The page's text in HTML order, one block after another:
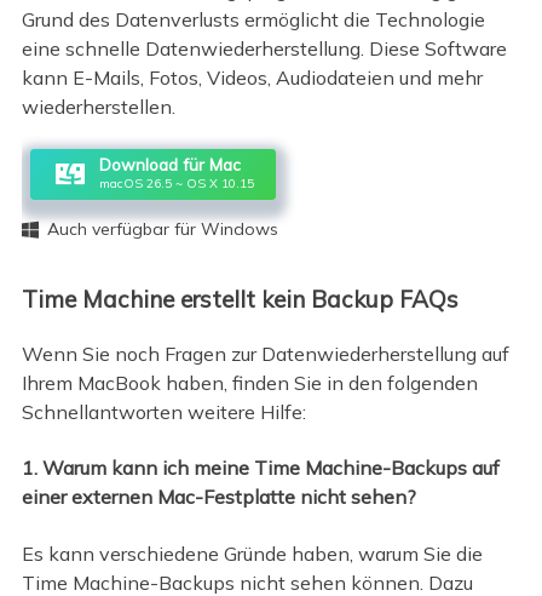
Grund des Datenverlusts ermöglicht die Technologie
eine schnelle Datenwiederherstellung. Diese Software
kann E-Mails, Fotos, Videos, Audiodateien und mehr
wiederherstellen.
Download für Mac
macOS 26.5 ~ OS X 10.15
 Auch verfügbar für Windows
Time Machine erstellt kein Backup FAQs
Wenn Sie noch Fragen zur Datenwiederherstellung auf
Ihrem MacBook haben, finden Sie in den folgenden
Schnellantworten weitere Hilfe:
1. Warum kann ich meine Time Machine-Backups auf
einer externen Mac-Festplatte nicht sehen?
Es kann verschiedene Gründe haben, warum Sie die
Time Machine-Backups nicht sehen können. Dazu